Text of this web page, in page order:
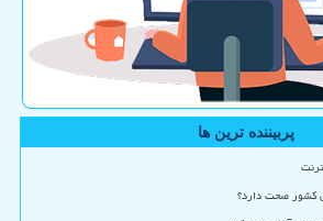
پربیننده ترین ها
کشور صحت دارد؟